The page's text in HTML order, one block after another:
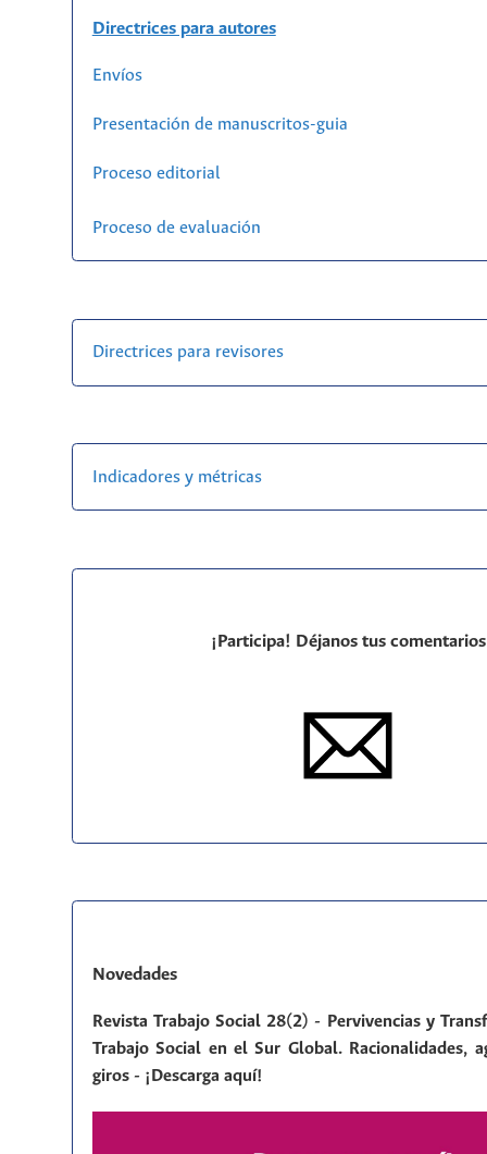
Directrices para autores
Envíos
Presentación de manuscritos-guia
Proceso editorial
Proceso de evaluación
Directrices para revisores
Indicadores y métricas
¡Participa! Déjanos tus comentarios
Novedades
Revista Trabajo Social 28(2) - Pervivencias y
Trabajo Social en el Sur Global. Racionalidades,
giros - ¡Descarga aquí!